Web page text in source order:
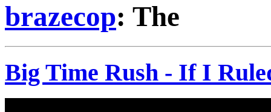
brazecop: The
Big Time Rush - If I